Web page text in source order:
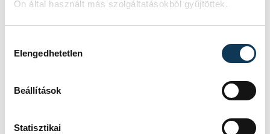
Ön által használt más szolgáltatásokból gyűjtöttek.
Elengedhetetlen
Beállítások
Statisztikai